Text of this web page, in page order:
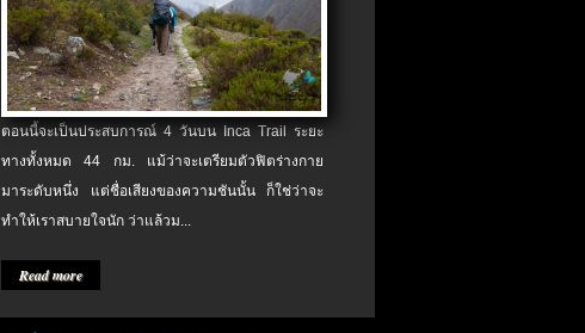
ตอนนี้จะเป็นประสบการณ์ 4 วันบน Inca Trail ระยะ
ทางทั้งหมด 44 กม. แม้ว่าจะเตรียมตัวฟิตร่างกาย
มาระดับหนึ่ง แต่ชื่อเสียงของความชันนั้น ก็ใช่ว่าจะ
ทำให้เราสบายใจนัก ว่าแล้วม...
Read more